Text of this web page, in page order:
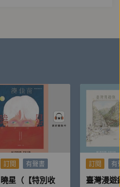
訂閱 有聲書
曉星（【特別收
訂閱 有
臺灣漫遊